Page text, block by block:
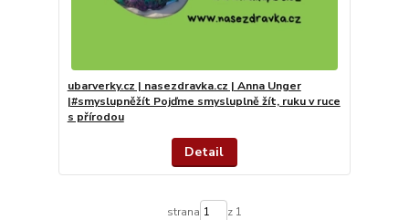
ubarverky.cz | nasezdravka.cz | Anna Unger
|#smyslupněžít Pojďme smysluplně žít, ruku v ruce
s přírodou
Detail
strana z 1